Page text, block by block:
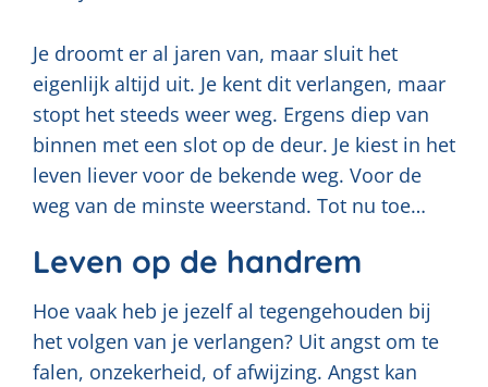
Je droomt er al jaren van, maar sluit het
eigenlijk altijd uit. Je kent dit verlangen, maar
stopt het steeds weer weg. Ergens diep van
binnen met een slot op de deur. Je kiest in het
leven liever voor de bekende weg. Voor de
weg van de minste weerstand. Tot nu toe…
Leven op de handrem
Hoe vaak heb je jezelf al tegengehouden bij
het volgen van je verlangen? Uit angst om te
falen, onzekerheid, of afwijzing. Angst kan